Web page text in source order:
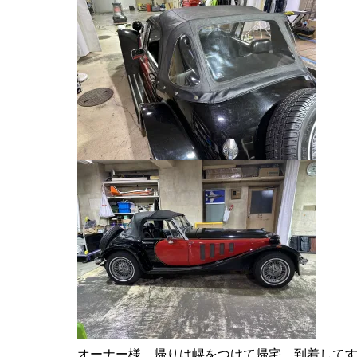
オーナー様、帰りは幌をつけて帰宅、到着して